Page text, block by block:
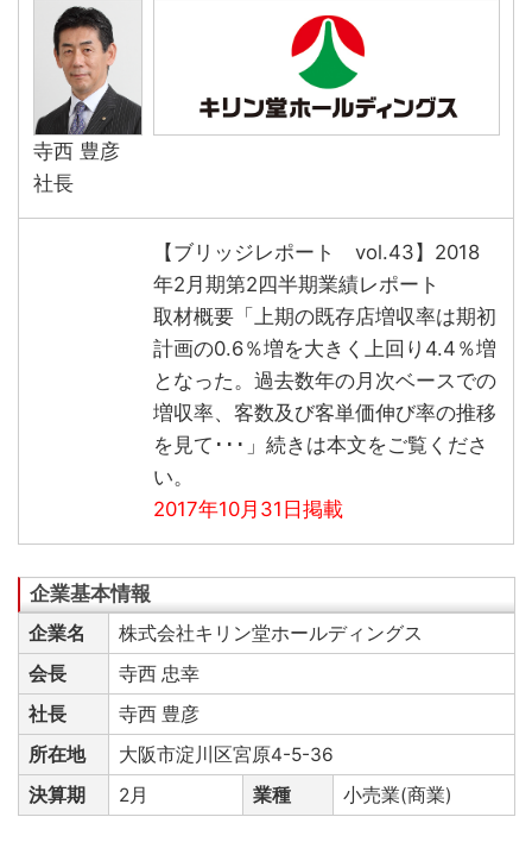
寺西 豊彦
社長
【ブリッジレポート vol.43】2018
年2月期第2四半期業績レポート
取材概要「上期の既存店増収率は期初
計画の0.6％増を大きく上回り4.4％増
となった。過去数年の月次ベースでの
増収率、客数及び客単価伸び率の推移
を見て･･･」続きは本文をご覧くださ
い。
2017年10月31日掲載
企業名
株式会社キリン堂ホールディングス
会長
寺西 忠幸
社長
寺西 豊彦
所在地
大阪市淀川区宮原4-5-36
決算期
2月 業種 小売業(商業)